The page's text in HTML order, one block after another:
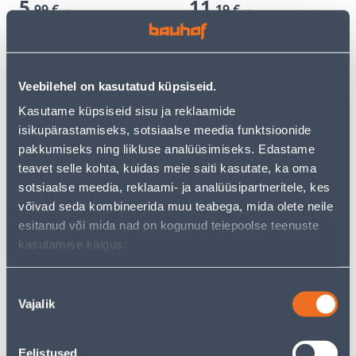
Veebilehel on kasutatud küpsiseid.
Kasutame küpsiseid sisu ja reklaamide
isikupärastamiseks, sotsiaalse meedia funktsioonide
pakkumiseks ning liikluse analüüsimiseks. Edastame
teavet selle kohta, kuidas meie saiti kasutate, ka oma
sotsiaalse meedia, reklaami- ja analüüsipartneritele, kes
võivad seda kombineerida muu teabega, mida olete neile
esitanud või mida nad on kogunud teiepoolse teenuste
kasutamise käigus.
valik
Vajalik
Eelistused
5.99 € /tk
kliendile
11.19 € /tk
7.27 €
sisselogitud
kliendile
HÜDROISOLATSIOON
KIILTO FIBERGUM
10L/14KG
84.49 €
TRAPITUGEVDUSTÜKK
KIILTO ISELIIMUV
37X37CM
E-HIND